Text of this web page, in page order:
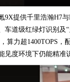
9X提供千里浩瀚H7
车道级红绿灯识别
算力超1400TOPS
见度环境下仍能精准